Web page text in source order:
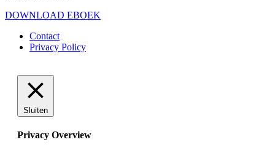
DOWNLOAD EBOEK
Contact
Privacy Policy
Sluiten
Privacy Overview